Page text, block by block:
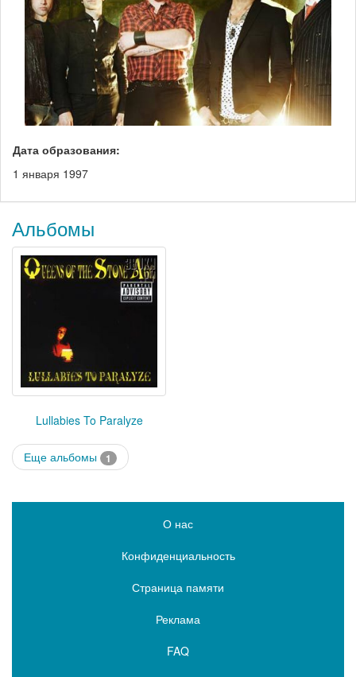
Дата образования:
1 января 1997
Альбомы
Lullabies To Paralyze
Еще альбомы 1
О нас
Конфиденциальность
Страница памяти
Реклама
FAQ